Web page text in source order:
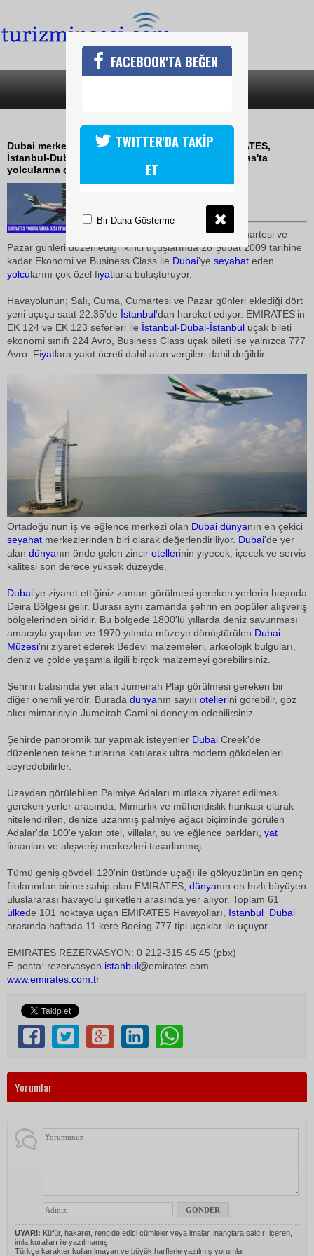
YAKIT İNDİRİMİ BİLETLERE YANSIDI
Dubai merkezli uluslararası havayolu şirketi EMIRATES,
İstanbul-Dubai hattında Ekonomi ve Business Class'ta
yolcularına çok özel bilet fiyatları sunuyor
EMIRATES; Salı, Cuma, Cumartesi ve
Pazar günleri düzenlediği ikinci uçuşlarında 28 Şubat 2009 tarihine
kadar Ekonomi ve Business Class ile Dubai'ye seyahat eden
yolcularını çok özel fiyatlarla buluşturuyor.
Havayolunun; Salı, Cuma, Cumartesi ve Pazar günleri eklediği dört
yeni uçuşu saat 22:35'de İstanbul'dan hareket ediyor. EMIRATES'in
EK 124 ve EK 123 seferleri ile İstanbul-Dubai-İstanbul uçak bileti
ekonomi sınıfı 224 Avro, Business Class uçak bileti ise yalnızca 777
Avro. Fiyatlara yakıt ücreti dahil alan vergileri dahil değildir.
Ortadoğu'nun iş ve eğlence merkezi olan Dubai dünyanın en çekici
seyahat merkezlerinden biri olarak değerlendiriliyor. Dubai'de yer
alan dünyanın önde gelen zincir otellerinin yiyecek, içecek ve servis
kalitesi son derece yüksek düzeyde.
Dubai'ye ziyaret ettiğiniz zaman görülmesi gereken yerlerin başında
Deira Bölgesi gelir. Burası aynı zamanda şehrin en popüler alışveriş
bölgelerinden biridir. Bu bölgede 1800'lü yıllarda deniz savunması
amacıyla yapılan ve 1970 yılında müzeye dönüştürülen Dubai
Müzesi'ni ziyaret ederek Bedevi malzemeleri, arkeolojik bulguları,
deniz ve çölde yaşamla ilgili birçok malzemeyi görebilirsiniz.
Şehrin batısında yer alan Jumeirah Plajı görülmesi gereken bir
diğer önemli yerdir. Burada dünyanın sayılı otellerini görebilir, göz
alıcı mimarisiyle Jumeirah Cami'ni deneyim edebilirsiniz.
Şehirde panoromik tur yapmak isteyenler Dubai Creek'de
düzenlenen tekne turlarına katılarak ultra modern gökdelenleri
seyredebilirler.
Uzaydan görülebilen Palmiye Adaları mutlaka ziyaret edilmesi
gereken yerler arasında. Mimarlık ve mühendislik harikası olarak
nitelendirilen, denize uzanmış palmiye ağacı biçiminde görülen
Adalar'da 100'e yakın otel, villalar, su ve eğlence parkları, yat
limanları ve alışveriş merkezleri tasarlanmış.
Tümü geniş gövdeli 120'nin üstünde uçağı ile gökyüzünün en genç
filolarından birine sahip olan EMIRATES, dünyanın en hızlı büyüyen
uluslararası havayolu şirketleri arasında yer alıyor. Toplam 61
ülkede 101 noktaya uçan EMIRATES Havayolları, İstanbul Dubai
arasında haftada 11 kere Boeing 777 tipi uçaklar ile uçuyor.
EMIRATES REZERVASYON: 0 212-315 45 45 (pbx)
E-posta: rezervasyon. istanbul@emirates.com
www.emirates.com.tr
Yorumlar
UYARI: Küfür, hakaret, rencide edici cümleler veya imalar, inançlara saldırı içeren,
imla kuralları ile yazılmamış,
Türkçe karakter kullanılmayan ve büyük harflerle yazılmış yorumlar
FACEBOOK'TA BEĞEN
TWITTER'DA TAKİP
ET
Bir Daha Gösterme